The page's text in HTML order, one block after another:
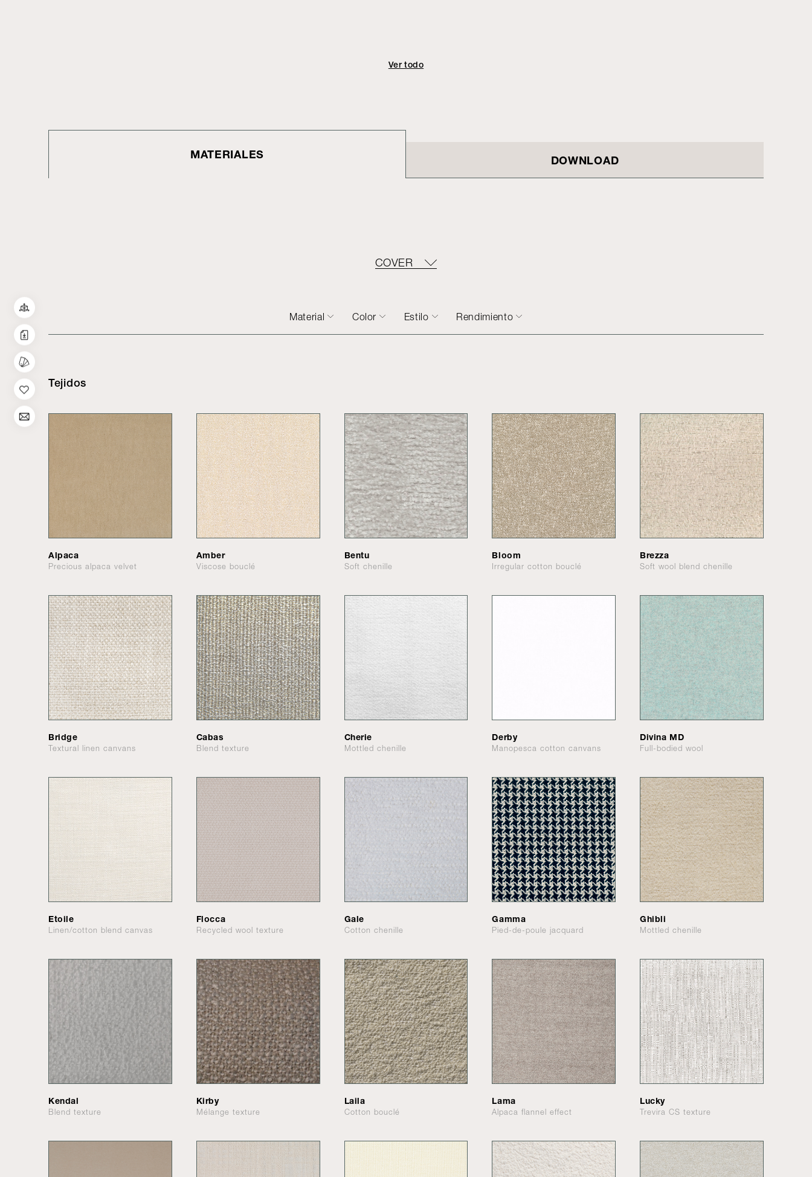
Ver todo
MATERIALES DOWNLOAD
COVER
Material Color Estilo Rendimiento
Tejidos
Alpaca
Precious alpaca velvet
Amber
Viscose bouclé
Bentu
Soft chenille
Bloom
Irregular cotton bouclé
Brezza
Soft wool blend chenille
Bridge
Textural linen canvans
Cabas
Blend texture
Cherie
Mottled chenille
Derby
Manopesca cotton canvans
Divina MD
Full-bodied wool
Etoile
Linen/cotton blend canvas
Flocca
Recycled wool texture
Gale
Cotton chenille
Gamma
Pied-de-poule jacquard
Ghibli
Mottled chenille
Kendal
Blend texture
Kirby
Mélange texture
Laila
Cotton bouclé
Lama
Alpaca flannel effect
Lucky
Trevira CS texture